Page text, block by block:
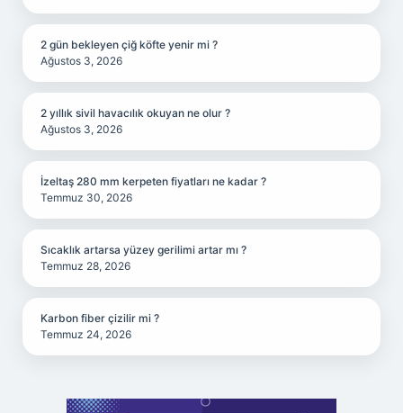
2 gün bekleyen çiğ köfte yenir mi ?
Ağustos 3, 2026
2 yıllık sivil havacılık okuyan ne olur ?
Ağustos 3, 2026
İzeltaş 280 mm kerpeten fiyatları ne kadar ?
Temmuz 30, 2026
Sıcaklık artarsa yüzey gerilimi artar mı ?
Temmuz 28, 2026
Karbon fiber çizilir mi ?
Temmuz 24, 2026